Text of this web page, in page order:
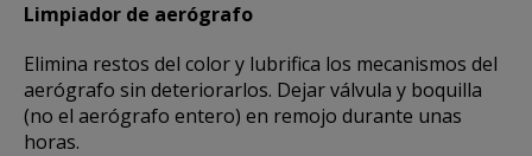
Limpiador de aerógrafo
Elimina restos del color y lubrifica los mecanismos del
aerógrafo sin deteriorarlos. Dejar válvula y boquilla
(no el aerógrafo entero) en remojo durante unas
horas.